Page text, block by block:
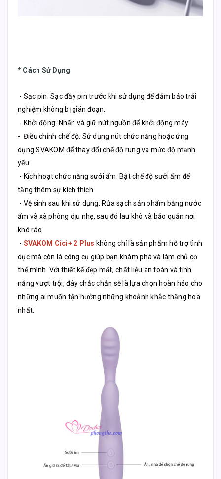
* Cách Sử Dụng
- Sạc pin: Sạc đầy pin trước khi sử dụng để đảm bảo trải
nghiệm không bị gián đoạn.
- Khởi động: Nhấn và giữ nút nguồn để khởi động máy.
- Điều chỉnh chế độ: Sử dụng nút chức năng hoặc ứng
dụng SVAKOM để thay đổi chế độ rung và mức độ mạnh
yếu.
- Kích hoạt chức năng sưởi ấm: Bật chế độ sưởi ấm để
tăng thêm sự kích thích.
- Vệ sinh sau khi sử dụng: Rửa sạch sản phẩm bằng nước
ấm và xà phòng dịu nhẹ, sau đó lau khô và bảo quản nơi
khô ráo.
- SVAKOM Cici+ 2 Plus không chỉ là sản phẩm hỗ trợ tình
dục mà còn là công cụ giúp bạn khám phá và làm chủ cơ
thể mình. Với thiết kế đẹp mắt, chất liệu an toàn và tính
năng vượt trội, đây chắc chắn sẽ là lựa chọn hoàn hảo cho
những ai muốn tận hưởng những khoảnh khắc thăng hoa
nhất.